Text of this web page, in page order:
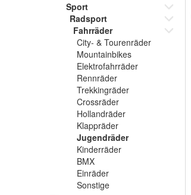
Sport
Radsport
Fahrräder
City- & Tourenräder
Mountainbikes
Elektrofahrräder
Rennräder
Trekkingräder
Crossräder
Hollandräder
Klappräder
Jugendräder
Kinderräder
BMX
Einräder
Sonstige